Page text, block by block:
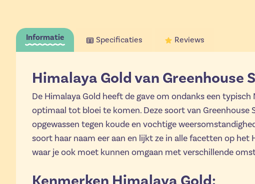
Informatie Specificaties Reviews
Himalaya Gold van Greenhouse
De Himalaya Gold heeft de gave om ondanks een
optimaal tot bloei te komen. Deze soort van Greenhouse
opgewassen tegen koude en vochtige
soort haar naam eer aan en lijkt ze in alle facetten op het
waar je ook moet kunnen omgaan met verschillende